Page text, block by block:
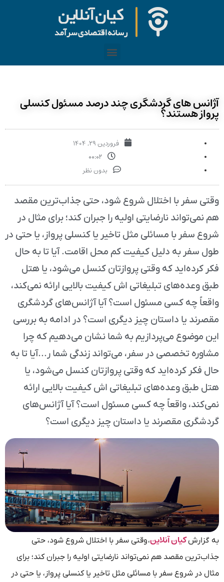
آژانس‌ های گردشگری چند درصد مسئول کنسلی
پرواز هستند؟
فروردین ۲۹, ۱۴۰۴
۰۰:۰۲
بدون نظر
وقتی سفر با اختلال شروع شود، حتی جذاب‌ترین مقصد
هم نمی‌تواند نارضایتی اولیه را جبران کند؛ برای مثال در
شروع سفر با مسائلی مثل تاخیر یا کنسلی پرواز، یا حتی در
طول سفر به دلیل کیفیت کم محل اقامت. آیا تا به حال
فکر کرده‌اید که وقتی پروازتان کنسل می‌شود، یا هتل
طبق وعده‌های تبلیغاتی اش کیفیت بالایی ارائه نمی‌کند،
واقعاً چه کسی مسئول است؟ آیا آژانس‌های گردشگری
مقصرند یا داستان چیز دیگری است؟ در ادامه به بررسی
این موضوع می‌پردازیم به شما نشان می‌دهیم که چرا
مشاوره تخصصی در سفر، می‌تواند زندگی شما ر...آیا تا به
حال فکر کرده‌اید که وقتی پروازتان کنسل می‌شود، یا
هتل طبق وعده‌های تبلیغاتی اش کیفیت بالایی ارائه
نمی‌کند، واقعاً چه کسی مسئول است؟ آیا آژانس‌های
گردشگری مقصرند یا داستان چیز دیگری است؟
به گزارشکیان آنلاین، وقتی سفر با اختلال شروع شود، حتی
جذاب‌ترین مقصد هم نمی‌تواند نارضایتی اولیه را جبران کند؛ برای
مثال در شروع سفر با مسائلی مثل تاخیر یا کنسلی پرواز، یا حتی در